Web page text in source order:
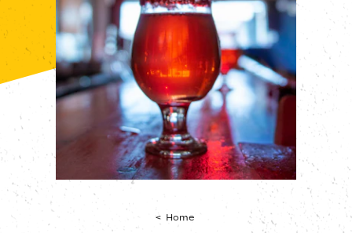
< Home